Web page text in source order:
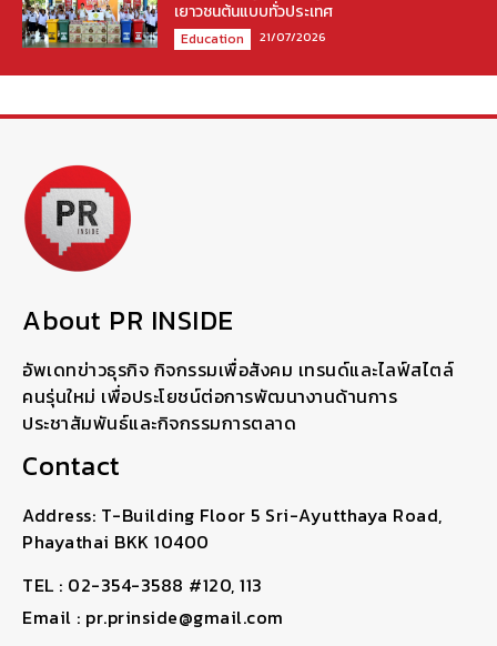
เยาวชนต้นแบบทั่วประเทศ
Education 21/07/2026
About PR INSIDE
อัพเดทข่าวธุรกิจ กิจกรรมเพื่อสังคม เทรนด์และไลฟ์สไตล์
คนรุ่นใหม่ เพื่อประโยชน์ต่อการพัฒนางานด้านการ
ประชาสัมพันธ์และกิจกรรมการตลาด
Contact
Address: T-Building Floor 5 Sri-Ayutthaya Road,
Phayathai BKK 10400
TEL : 02-354-3588 #120, 113
Email : pr.prinside@gmail.com